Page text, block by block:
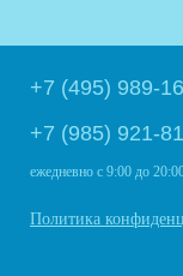
+7 (495) 989-
+7 (985) 921-
ежедневно с 9:00 до
Политика